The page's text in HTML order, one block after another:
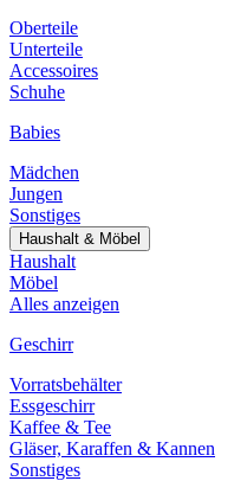
Oberteile
Unterteile
Accessoires
Schuhe
Babies
Mädchen
Jungen
Sonstiges
Haushalt & Möbel
Haushalt
Möbel
Alles anzeigen
Geschirr
Vorratsbehälter
Essgeschirr
Kaffee & Tee
Gläser, Karaffen & Kannen
Sonstiges